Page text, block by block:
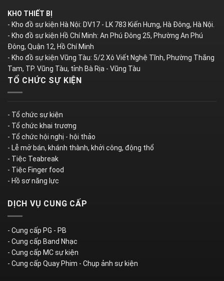
KHO THIẾT BỊ
- Kho đồ sự kiện Hà Nội: DV17 - LK 783 Kiến Hưng, Hà Đông, Hà Nội.
- Kho đồ sự kiện Hồ Chí Minh: An Phú Đông 25, Phường An Phú
Đông, Quận 12, Hồ Chí Minh
- Kho đồ sự kiện Vũng Tàu: 5/2 Xô Viết Nghệ Tĩnh, Phường Thắng
Tam, TP. Vũng Tàu, tỉnh Bà Rịa - Vũng Tàu
TỔ CHỨC SỰ KIỆN
- Tổ chức sự kiện
- Tổ chức khai trương
- Tổ chức hội nghị - hội thảo
- Lễ mở bán, khánh thành, khởi công, động thổ
- Tiệc Teabreak
- Tiệc Finger food
- Hồ sơ năng lực
DỊCH VỤ CUNG CẤP
- Cung cấp PG - PB
- Cung cấp Band Nhạc
- Cung cấp MC sự kiện
- Cung cấp Quay Phim - Chụp ảnh sự kiện